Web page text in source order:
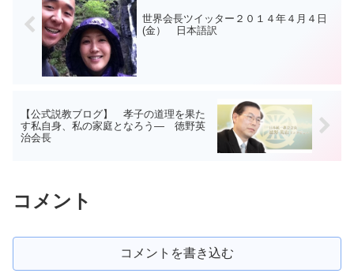
世界会長ツイッター２０１４年４月４日
(金） 日本語訳
【公式説教ブログ】 孝子の道理を果た
す私自身、私の家庭となろう― 徳野英
治会長
コメント
コメントを書き込む